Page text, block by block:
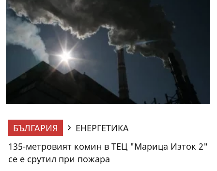
БЪЛГАРИЯ
ЕНЕРГЕТИКА
135-метровият комин в ТЕЦ "Марица Изток 2"
се е срутил при пожара